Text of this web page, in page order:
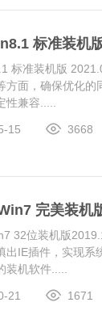
标准装机
标准装机版
方面，确保优化
性兼容.....
15 3668
完美装机
32位装机版
出IE插件，实现系
装机软件.....
21 1671